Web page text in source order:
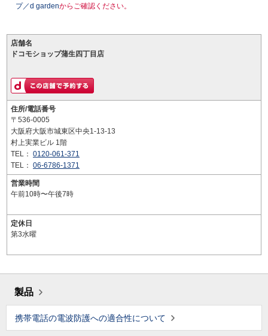
プ／d gardenからご確認ください。
店舗名
ドコモショップ蒲生四丁目店
住所/電話番号
〒536-0005
大阪府大阪市城東区中央1-13-13
村上実業ビル 1階
TEL： 0120-061-371
TEL： 06-6786-1371
営業時間
午前10時〜午後7時
定休日
第3水曜
製品
携帯電話の電波防護への適合性について